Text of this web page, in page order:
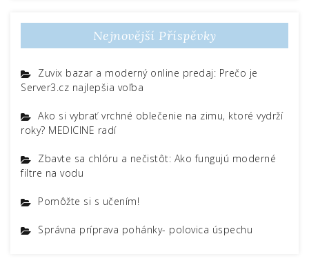
Nejnovější Příspěvky
Zuvix bazar a moderný online predaj: Prečo je
Server3.cz najlepšia voľba
Ako si vybrať vrchné oblečenie na zimu, ktoré vydrží
roky? MEDICINE radí
Zbavte sa chlóru a nečistôt: Ako fungujú moderné
filtre na vodu
Pomôžte si s učením!
Správna príprava pohánky- polovica úspechu